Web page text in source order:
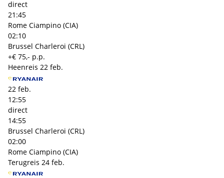
direct
21:45
Rome Ciampino (CIA)
02:10
Brussel Charleroi (CRL)
+€ 75,- p.p.
Heenreis 22 feb.
22 feb.
12:55
direct
14:55
Brussel Charleroi (CRL)
02:00
Rome Ciampino (CIA)
Terugreis 24 feb.